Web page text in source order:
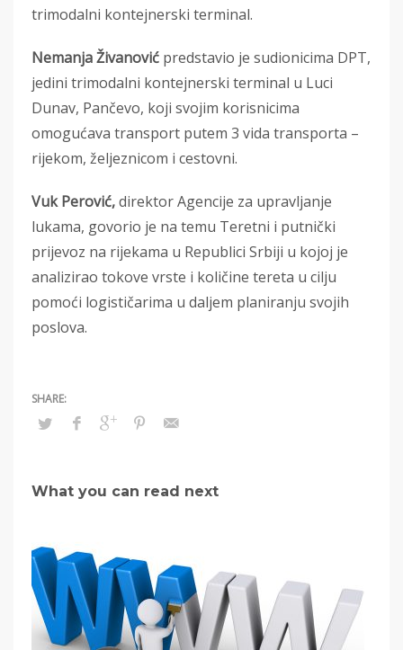
trimodalni kontejnerski terminal.
Nemanja Živanović predstavio je sudionicima DPT,
jedini trimodalni kontejnerski terminal u Luci
Dunav, Pančevo, koji svojim korisnicima
omogućava transport putem 3 vida transporta –
rijekom, željeznicom i cestovni.
Vuk Perović,direktor Agencije za upravljanje
lukama, govorio je na temu Teretni i putnički
prijevoz na rijekama u Republici Srbiji u kojoj je
analizirao tokove vrste i količine tereta u cilju
pomoći logističarima u daljem planiranju svojih
poslova.
What you can read next